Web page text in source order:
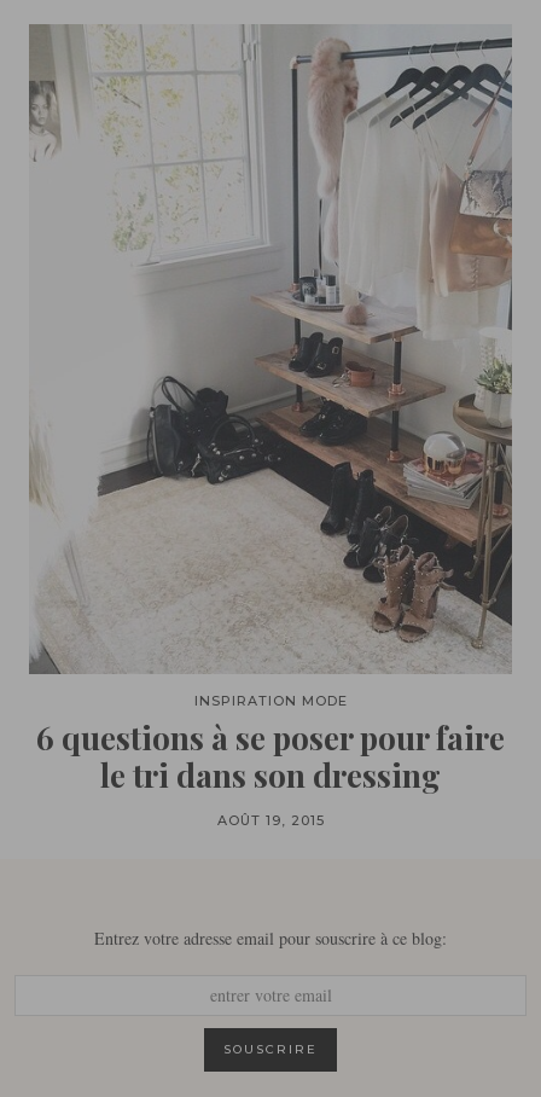
INSPIRATION MODE
6 questions à se poser pour faire
le tri dans son dressing
AOÛT 19, 2015
Entrez votre adresse email pour souscrire à ce blog: